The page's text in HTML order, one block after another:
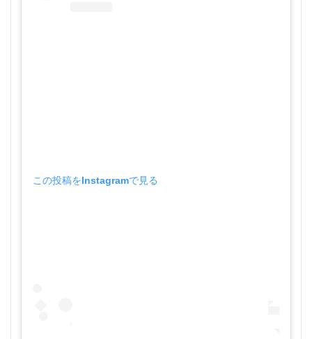
この投稿をInstagramで見る